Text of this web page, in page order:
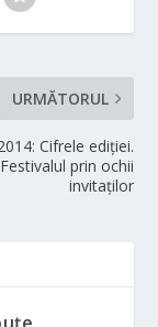
URMĂTORUL
Cifrele ediţiei.
Festivalul prin ochii
invitaţilor